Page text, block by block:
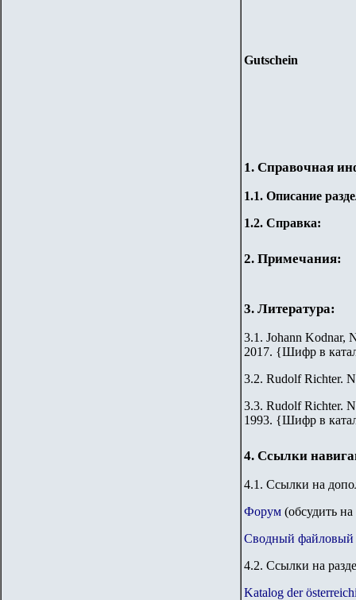
Gutschein
1. Справочная
1.1. Описание
1.2. Справка:
2. Примечания:
3. Литература:
3.1. Johann Kodnar,
2017. {Шифр в
3.2. Rudolf Richter.
3.3. Rudolf Richter.
1993. {Шифр в
4. Ссылки
4.1. Ссылки на
Форум (обсудить
Сводный файловый
4.2. Ссылки на
Katalog der